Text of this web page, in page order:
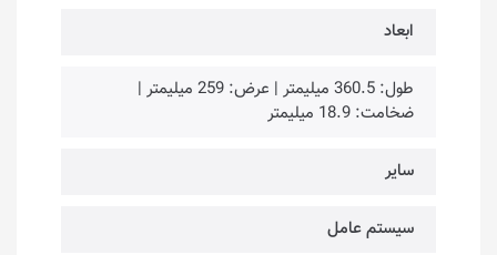
ابعاد
طول: 360.5 میلیمتر | عرض: 259 میلیمتر |
ضخامت: 18.9 میلیمتر
سایر
سیستم عامل